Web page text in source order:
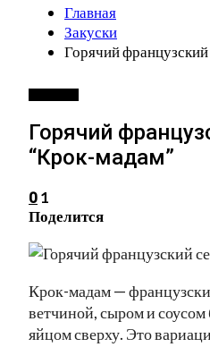
Главная
Закуски
Горячий
Горячий
“Крок-мадам”
0 1
Поделится
Крок-мадам —
ветчиной, сыром и
яйцом сверху. Это